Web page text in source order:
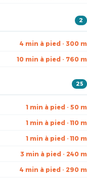
2
4 min à pied · 300 m
10 min à pied · 760 m
25
1 min à pied · 50 m
1 min à pied · 110 m
1 min à pied · 110 m
3 min à pied · 240 m
4 min à pied · 290 m